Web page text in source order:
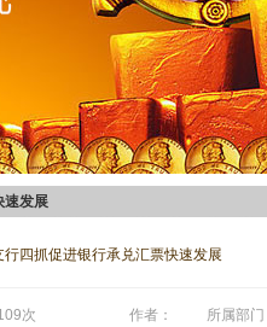
速发展
四抓促进银行承兑汇票快速发展
次 作者： 所属部门